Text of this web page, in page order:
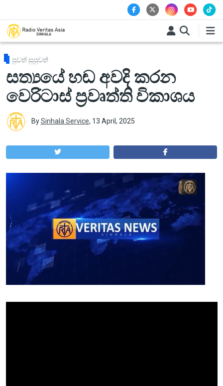
පුවත් සුපුවත්
සත්‍යයේ හඬ අවදි කරන
වෙරිටාස් ප්‍රවෘත්ති විකාශය
BySinhala Service, 13 April, 2025